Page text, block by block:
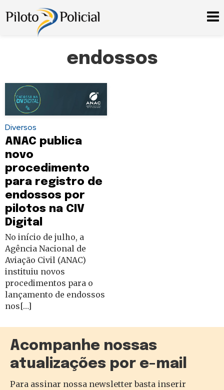
endossos
Diversos
ANAC publica
novo
procedimento
para registro de
endossos por
pilotos na CIV
Digital
No início de julho, a
Agência Nacional de
Aviação Civil (ANAC)
instituiu novos
procedimentos para o
lançamento de endossos
nos[…]
Acompanhe nossas
atualizações por e-mail
Para assinar nossa newsletter basta inserir